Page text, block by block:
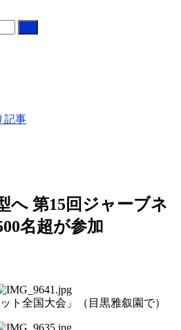
記事
へ 第15回ジャーブネ
名超が参加
ト全国大会」（目黒雅叙園で）